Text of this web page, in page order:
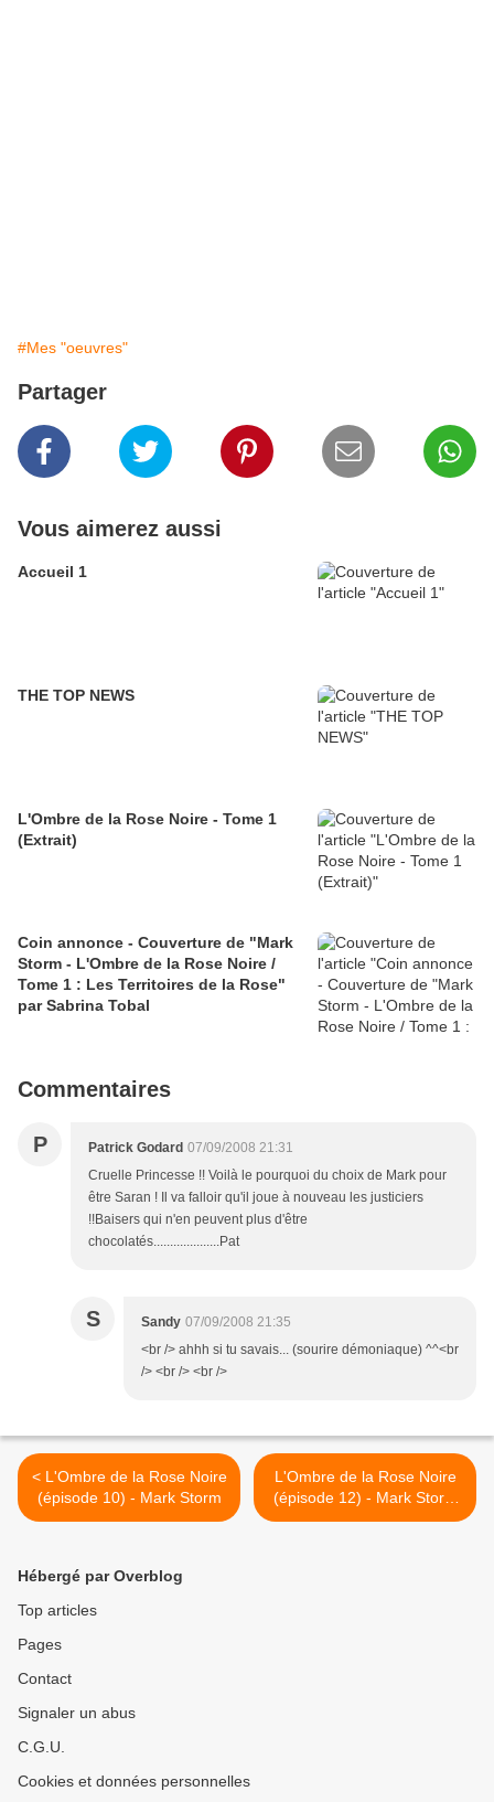
#Mes "oeuvres"
Partager
Vous aimerez aussi
Accueil 1
THE TOP NEWS
L'Ombre de la Rose Noire - Tome 1
(Extrait)
Coin annonce - Couverture de "Mark
Storm - L'Ombre de la Rose Noire /
Tome 1 : Les Territoires de la Rose"
par Sabrina Tobal
Commentaires
P Patrick Godard 07/09/2008 21:31
Cruelle Princesse !! Voilà le pourquoi du choix de Mark pour
être Saran ! Il va falloir qu'il joue à nouveau les justiciers
!!Baisers qui n'en peuvent plus d'être
chocolatés....................Pat
S Sandy 07/09/2008 21:35
<br /> ahhh si tu savais... (sourire démoniaque) ^^<br
/> <br /> <br />
< L'Ombre de la Rose Noire
(épisode 10) - Mark Storm
L'Ombre de la Rose Noire
(épisode 12) - Mark Storm
>
Hébergé par Overblog
Top articles
Pages
Contact
Signaler un abus
C.G.U.
Cookies et données personnelles